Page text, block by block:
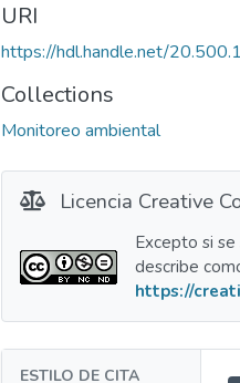
URI
https://hdl.handle.net/
Collections
Monitoreo ambiental
Licencia Creative
Excepto si
describe
https://
ESTILO DE CITA